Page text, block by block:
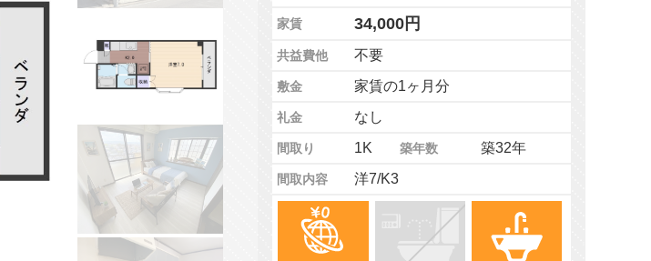
家賃 34,000円
共益費他 不要
敷金 家賃の1ヶ月分
礼金 なし
間取り 1K 築年数 築32年
間取内容 洋7/K3